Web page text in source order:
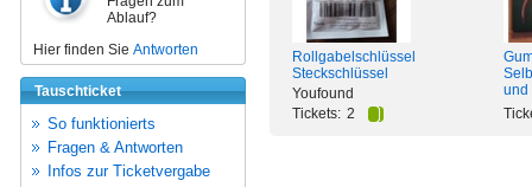
Ablauf?
Hier finden Sie Antworten
Tauschticket
So funktionierts
Fragen & Antworten
Infos zur Ticketvergabe
Rollgabelschlüssel
Steckschlüssel
Youfound
Tickets: 2
und